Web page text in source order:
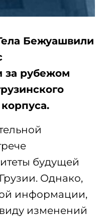
Бежуашвили
за рубежом
будущей
Однако,
информации,
изменений